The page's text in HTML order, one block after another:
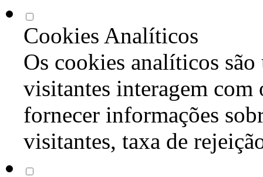
Cookies Analíticos
Os cookies analíticos são
visitantes interagem com
fornecer informações
visitantes, taxa de